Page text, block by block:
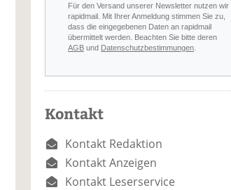
Für den Versand unserer Newsletter nutzen wir
rapidmail. Mit Ihrer Anmeldung stimmen Sie zu,
dass die eingegebenen Daten an rapidmail
übermittelt werden. Beachten Sie bitte deren
AGB und Datenschutzbestimmungen
Kontakt
Kontakt Redaktion
Kontakt Anzeigen
Kontakt Leserservice